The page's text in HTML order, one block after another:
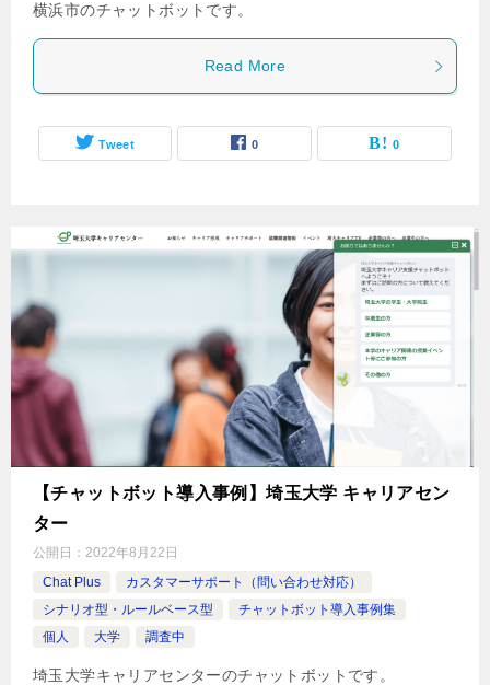
横浜市のチャットボットです。
Read More
Tweet 0 0
【チャットボット導入事例】埼玉大学 キャリアセン
ター
公開日： 2022年8月22日
Chat Plus
カスタマーサポート（問い合わせ対応）
シナリオ型・ルールベース型
チャットボット導入事例集
個人
大学 調査中
埼玉大学キャリアセンターのチャットボットです。